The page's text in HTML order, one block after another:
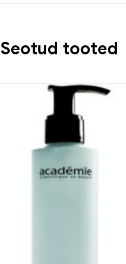
Seotud tooted